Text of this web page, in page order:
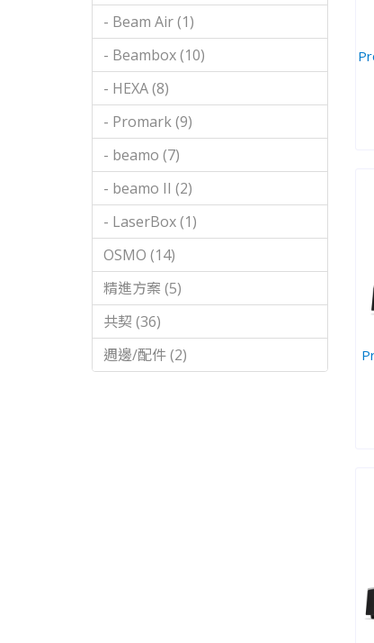
- Beam Air (1)
- Beambox (10)
- HEXA (8)
- Promark (9)
- beamo (7)
- beamo II (2)
- LaserBox (1)
OSMO (14)
精進方案 (5)
共契 (36)
週邊/配件 (2)